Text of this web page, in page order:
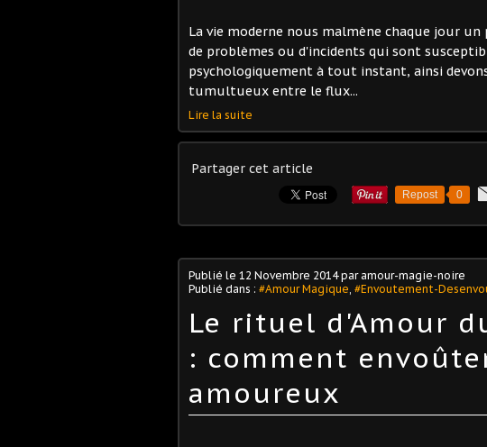
La vie moderne nous malmène chaque jour
de problèmes ou d'incidents qui sont
psychologiquement à tout instant, ainsi
tumultueux entre le flux...
Lire la suite
Partager cet article
Repost 0
Publié le 12 Novembre 2014par amour-magie-noire
Publié dans : #Amour Magique #Envoutement-
Le rituel d'Amour
: comment
amoureux